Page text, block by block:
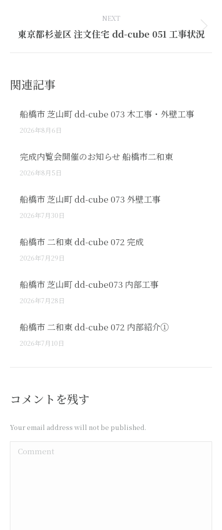
NEXT
Next
東京都杉並区 注文住宅 dd-cube 051 工事状況
関連記事
船橋市 芝山町 dd-cube 073 木工事・外壁工事
2026年8月6日
完成内覧会開催のお知らせ 船橋市二和東
2026年8月5日
船橋市 芝山町 dd-cube 073 外壁工事
2026年7月30日
船橋市 二和東 dd-cube 072 完成
2026年7月29日
船橋市 芝山町 dd-cube073 内部工事
2026年7月28日
船橋市 二和東 dd-cube 072 内部紹介①
2026年7月10日
コメントを残す
Your email address will not be published.
Comment